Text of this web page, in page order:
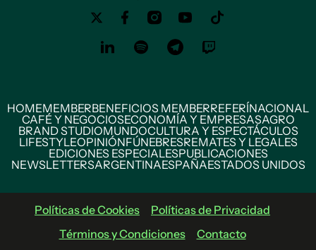
HOMEMEMBERBENEFICIOS MEMBERREFERÍNACIONAL
CAFÉ Y NEGOCIOSECONOMÍA Y EMPRESASAGRO
BRAND STUDIOMUNDOCULTURA Y ESPECTÁCULOS
LIFESTYLEOPINIÓNFÚNEBRESREMATES Y LEGALES
EDICIONES ESPECIALESPUBLICACIONES
NEWSLETTERSARGENTINAESPAÑAESTADOS UNIDOS
Políticas de Cookies
Políticas de Privacidad
Términos y Condiciones
Contacto